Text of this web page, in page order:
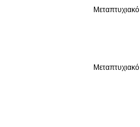
Μεταπτυχιακό
Μεταπτυχιακό